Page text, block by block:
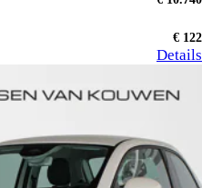
€ 122
Details